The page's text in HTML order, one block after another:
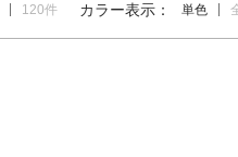
120件 カラー表示： 単色